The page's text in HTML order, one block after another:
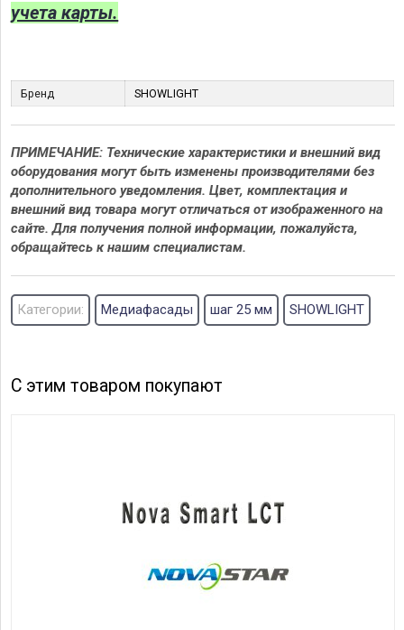
учета карты.
Бренд SHOWLIGHT
ПРИМЕЧАНИЕ: Технические характеристики и внешний вид
оборудования могут быть изменены производителями без
дополнительного уведомления. Цвет, комплектация и
внешний вид товара могут отличаться от изображенного на
сайте. Для получения полной информации, пожалуйста,
обращайтесь к нашим специалистам.
Категории: Медиафасады шаг 25 мм SHOWLIGHT
С этим товаром покупают